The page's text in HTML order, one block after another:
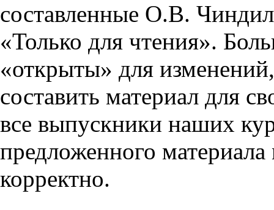
составленные О.В.
«Только для чтения».
«открыты» для
составить материал для
все выпускники наших
предложенного
корректно.